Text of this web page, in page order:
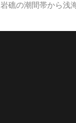
礁の潮間帯から浅